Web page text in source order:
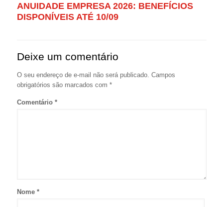
ANUIDADE EMPRESA 2026: BENEFÍCIOS
DISPONÍVEIS ATÉ 10/09
Deixe um comentário
O seu endereço de e-mail não será publicado. Campos
obrigatórios são marcados com *
Comentário *
Nome *